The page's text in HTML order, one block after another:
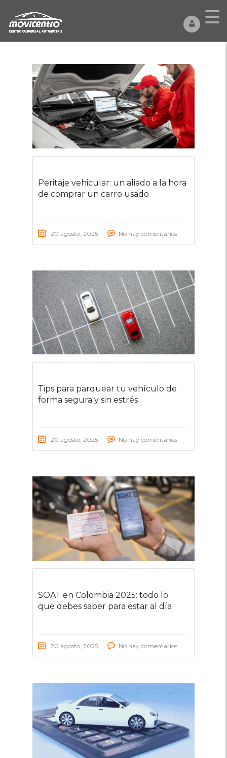
Peritaje vehicular: un aliado a la hora
de comprar un carro usado
20 agosto, 2025 No hay comentarios
Tips para parquear tu vehículo de
forma segura y sin estrés
20 agosto, 2025 No hay comentarios
SOAT en Colombia 2025: todo lo
que debes saber para estar al día
20 agosto, 2025 No hay comentarios